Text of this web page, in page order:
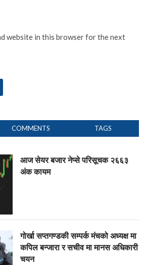
website in this browser for the next
COMMENTS TAGS
आज सेयर बजार नेप्से परिसूचक २६६३
अंक कायम
गोर्खा सप्तगण्डकी सम्पर्क मंचको अध्यक्ष मा
कपिल बन्जारा र सचीव मा मानस अधिकारी
चयन